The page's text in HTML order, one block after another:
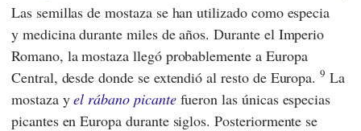
Las semillas de mostaza se han utilizado como especia
y medicina durante miles de años. Durante el Imperio
Romano, la mostaza llegó probablemente a Europa
Central, desde donde se extendió al resto de Europa.9 La
mostaza yel rábano picantefueron las únicas especias
picantes en Europa durante siglos. Posteriormente se